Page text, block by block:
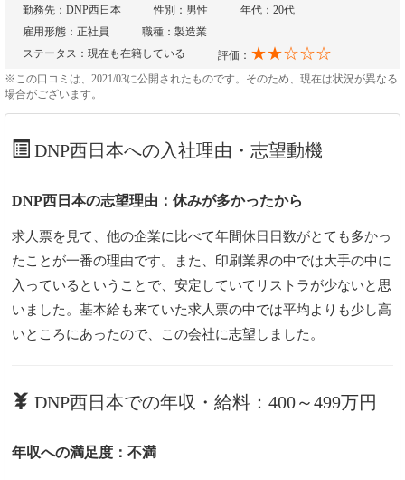
勤務先：DNP西日本 性別：男性
年代：20代
雇用形態：正社員
職種：製造業
ステータス：現在も在籍している
評価： ★★☆☆☆
※この口コミは、2021/03に公開されたものです。そのため、現在は状況が異なる
場合がございます。
DNP西日本への入社理由・志望動機
DNP西日本の志望理由：休みが多かったから
求人票を見て、他の企業に比べて年間休日日数がとても多かっ
たことが一番の理由です。また、印刷業界の中では大手の中に
入っているということで、安定していてリストラが少ないと思
いました。基本給も来ていた求人票の中では平均よりも少し高
いところにあったので、この会社に志望しました。
DNP西日本での年収・給料：400～499万円
年収への満足度：不満